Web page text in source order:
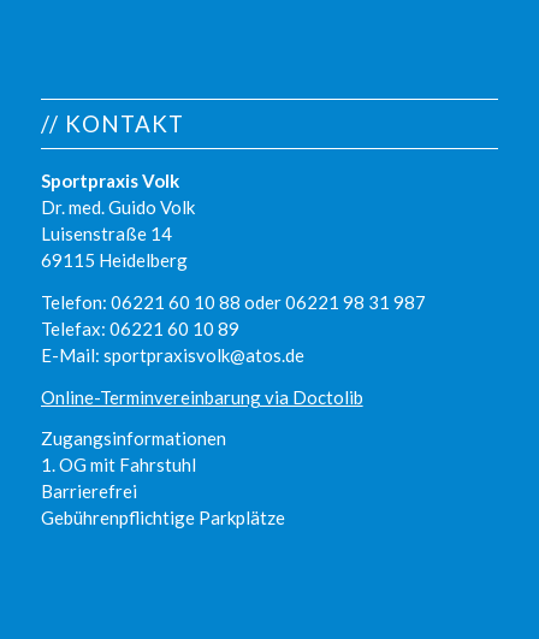
// KONTAKT
Sportpraxis Volk
Dr. med. Guido Volk
Luisenstraße 14
69115 Heidelberg
Telefon: 06221 60 10 88 oder 06221 98 31 987
Telefax: 06221 60 10 89
E-Mail: sportpraxisvolk@atos.de
Online-Terminvereinbarung via Doctolib
Zugangsinformationen
1. OG mit Fahrstuhl
Barrierefrei
Gebührenpflichtige Parkplätze